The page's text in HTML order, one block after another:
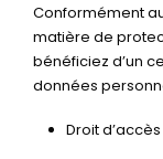
Conformément
matière de
bénéficiez d’un
données
Droit